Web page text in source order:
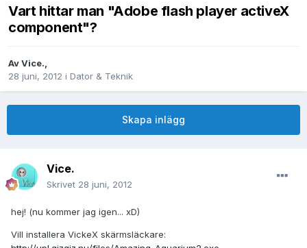
Vart hittar man "Adobe flash player activeX
component"?
AvVice.,
28 juni, 2012 i Dator & Teknik
Skapa inlägg
Vice.
Skrivet 28 juni, 2012
hej! (nu kommer jag igen... xD)
Vill installera VickeX skärmsläckare: